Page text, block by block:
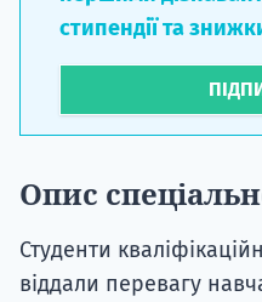
стипендії та
Опис
Студенти
віддали перевагу